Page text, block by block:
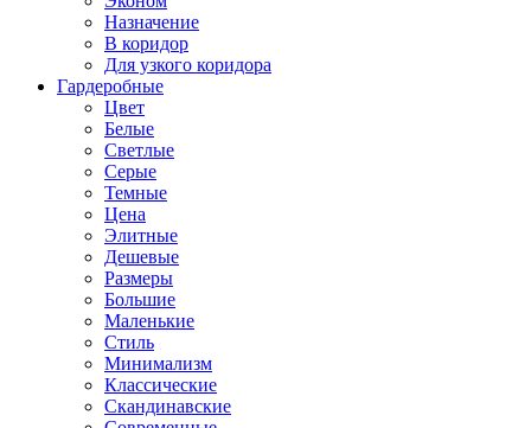
Назначение
В коридор
Для узкого коридора
Гардеробные
Цвет
Белые
Светлые
Серые
Темные
Цена
Элитные
Дешевые
Размеры
Большие
Маленькие
Стиль
Минимализм
Классические
Скандинавские